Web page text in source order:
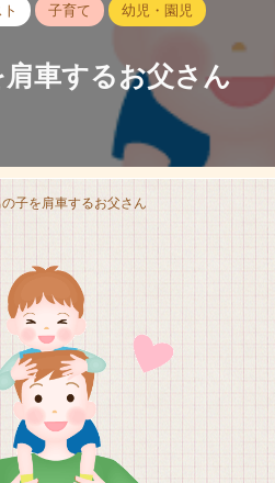
子育て 幼児・園児
車するお父さん
の子を肩車するお父さん